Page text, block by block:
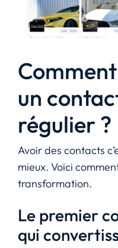
un
régulier ?
Avoir des contacts
mieux. Voici
transformation.
Le premier
qui